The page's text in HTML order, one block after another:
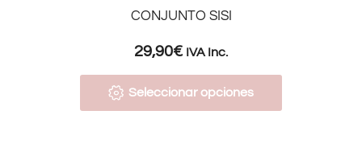
CONJUNTO SISI
29,90€ IVA Inc.
Seleccionar opciones